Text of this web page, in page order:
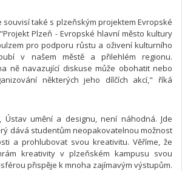
souvisí také s plzeňským projektem Evropské
Plzeň - Evropské hlavní město kultury
pro podporu růstu a oživení kulturního
v našem městě a přilehlém regionu.
ně navazující diskuse může obohatit nebo
některých jeho dílčích akcí," říká
umění a designu, není náhodná. Jde
dává studentům neopakovatelnou možnost
a prohlubovat svou kreativitu. Věříme, že
kreativity v plzeňském kampusu svou
přispěje k mnoha zajímavým výstupům.